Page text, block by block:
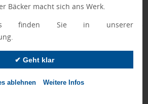
Bäcker macht sich ans Werk.
finden Sie in unserer
✔ Geht klar
ablehnen Weitere Infos
ab 1,13 €